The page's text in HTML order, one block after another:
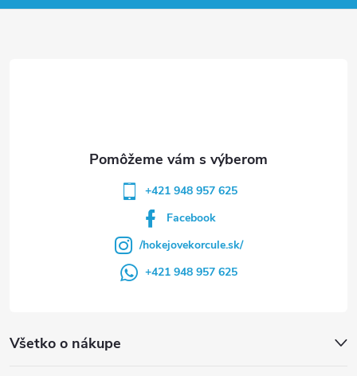
Všetko o nákupe
+421 948 957 625
Facebook
/hokejovekorcule.sk/
+421 948 957 625